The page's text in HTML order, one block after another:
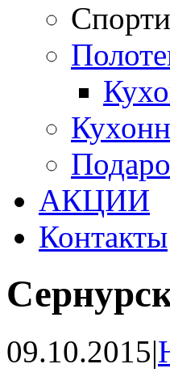
АКЦИИ
Контакты
09.10.2015|